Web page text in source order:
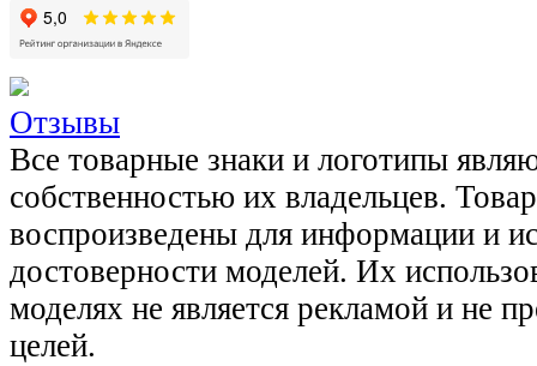
Отзывы
Все товарные знаки и логотипы
собственностью их владельцев.
воспроизведены для информации и
достоверности моделей. Их
моделях не является рекламой и не
целей.